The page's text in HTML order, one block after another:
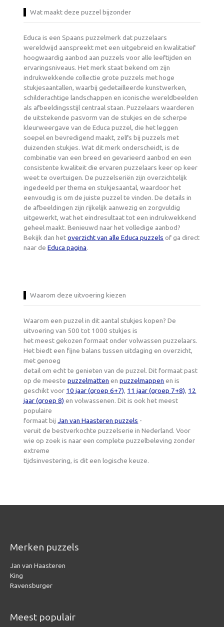
Wat maakt deze puzzel bijzonder
Educa is een Spaans puzzelmerk dat puzzelaars
wereldwijd aanspreekt met een uitgebreid en kwalitatief
hoogwaardig aanbod aan puzzels voor alle leeftijden en
ervaringsniveaus. Het merk staat bekend om zijn
indrukwekkende collectie grote puzzels met hoge
stukjesaantallen, waarbij gedetailleerde kunstwerken,
schilderachtige landschappen en iconische wereldbeelden
als afbeeldingsstijl centraal staan. Puzzelaars waarderen
de uitstekende pasvorm van de stukjes en de scherpe
kleurweergave van de Educa puzzel, die het leggen
soepel en bevredigend maakt, zelfs bij puzzels met
duizenden stukjes. Wat dit merk onderscheidt, is de
combinatie van een breed en gevarieerd aanbod en een
consistente kwaliteit die ervaren puzzelaars keer op keer
weet te overtuigen. De puzzelseriën zijn overzichtelijk
ingedeeld per thema en stukjesaantal, waardoor het
eenvoudig is om de juiste puzzel te vinden. De details in
de afbeeldingen zijn rijkelijk aanwezig en zorgvuldig
uitgewerkt, wat het eindresultaat tot een indrukwekkend
geheel maakt. Benieuwd naar het volledige aanbod?
Bekijk dan hetoverzicht van alle Educa puzzels of ga direct
naar deEduca pagina.
Waarom deze uitvoering kiezen
Waarom een puzzel in dit aantal stukjes kopen? De
uitvoering van 500 tot 1000 stukjes is
het meest gekozen formaat onder volwassen puzzelaars.
Het biedt een fijne balans tussen uitdaging en overzicht,
met genoeg
detail om echt te genieten van de puzzel. Dit formaat past
op de meestepuzzelmatten enpuzzelmappen en is
geschikt voor 10 jaar (groep 6+7), 11 jaar (groep 7+8), 12
jaar (groep 8) en volwassenen. Dit is ook het meest
populaire
formaat bijJan van Haasteren puzzels -
veruit de bestverkochte puzzelserie in Nederland. Voor
wie op zoek is naar een complete puzzelbeleving zonder
extreme
tijdsinvestering, is dit een logische keuze.
Merken puzzels
Jan van Haasteren
King
Ravensburger
Meest populair